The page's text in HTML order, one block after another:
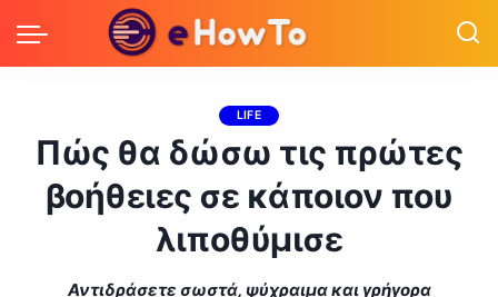
LIFE
Πώς θα δώσω τις πρώτες
βοήθειες σε κάποιον που
λιποθύμισε
Αντιδράσετε σωστά, ψύχραιμα και γρήγορα